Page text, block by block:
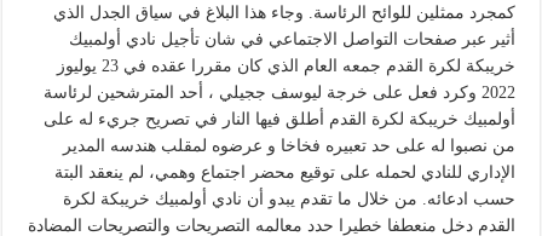
كمجرد ممثلين للوائح الرئاسة. وجاء هذا البلاغ في سياق الجدل الذي
أثير عبر صفحات التواصل الاجتماعي في شان تأجيل نادي أولمبيك
خريبكة لكرة القدم جمعه العام الذي كان مقررا عقده في 23 يوليوز
2022 وكرد فعل على خرجة ليوسف ججيلي ، أحد المترشحين لرئاسة
أولمبيك خريبكة لكرة القدم أطلق فيها النار في تصريح جريء له على
من نصبوا له على حد تعبيره فخاخا و عرضوه لمقلب هندسه المدير
الإداري للنادي لحمله على توقيع محضر اجتماع وهمي، لم ينعقد البتة
حسب ادعائه. من خلال ما تقدم يبدو أن نادي أولمبيك خريبكة لكرة
القدم دخل منعطفا خطيرا حدد معالمه التصريحات والتصريحات المضادة